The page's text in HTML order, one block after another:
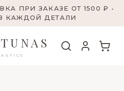
ПРИ ЗАКАЗЕ ОТ 1500 ₽ •
КАЖДОЙ ДЕТАЛИ